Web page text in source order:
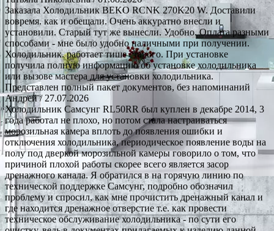
Заказала Холодильник BEKO RCNK 270K20 W. Доставили
вовремя. как и обещали. Очень аккуратно внесли и
установили. Старый тут же вынесли. Удобно. Оплата разными
способами - мне было удобно наличными при получении.
Холодильник. работает тише старого. При установке
получила полную информацию об установке холодильника
или вызове мастера для установки холодильника.
Представлен полный пакет документов, без напоминаний
Андрей/ 27.07.2026
Холодильник Самсунг RL50RR был куплен в декабре 2014, 3
года работал не плохо, но потом стала настраиваться
морозильная камера вплоть до появления ошибки и
отключения холодильника, периодическое появление воды на
полу под дверкой морозильной камеры говорило о том, что
причиной плохой работы скорее всего является засор
дренажного канала. Я обратился в на горячую линию по
технической поддержке Самсунг, подробно обозначил
проблему и спросил, как мне прочистить дренажный канал и
где находится дренажное отверстие т.е. как провести
техническое обслуживание холодильника - по сути его